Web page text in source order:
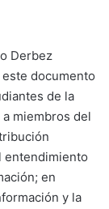
Derbez
documento
de la
miembros del
entendimiento
en
y la